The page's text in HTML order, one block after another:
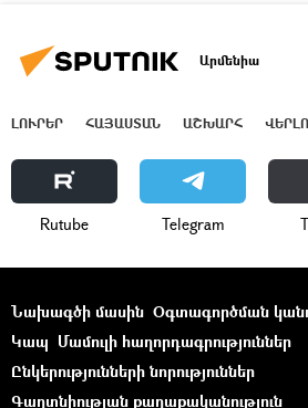
Արմենիա
ԼՈՒՐԵՐ ՀԱՅԱՍՏԱՆ ԱՇԽԱՐՀ
Rutube Telegram
Նախագծի մասին Օգտագործման
Կապ Մամուլի հաղորդագրություններ
Ընկերությունների նորություններ
Գաղտնիության քաղաքականություն